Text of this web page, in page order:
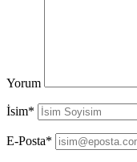
Yorum
İsim*
E-Posta*